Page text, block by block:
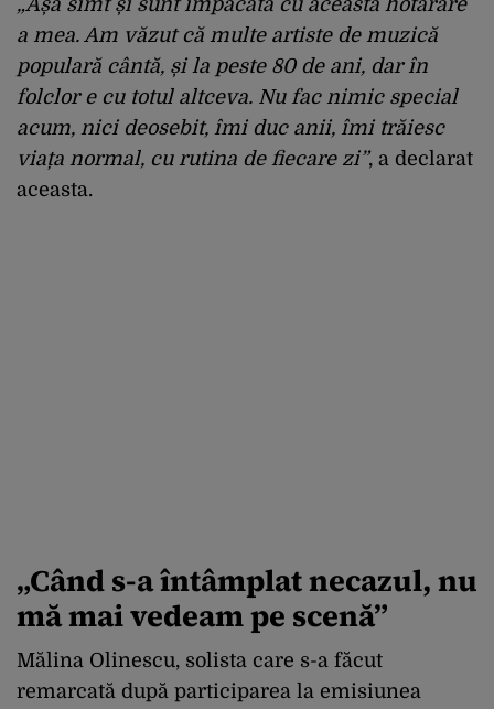
a mea. Am văzut că multe artiste de muzică
populară cântă, și la peste 80 de ani, dar în
folclor e cu totul altceva. Nu fac nimic special
acum, nici deosebit, îmi duc anii, îmi trăiesc
viața normal, cu rutina de fiecare zi”, a declarat
aceasta.
„Când s-a întâmplat necazul, nu
mă mai vedeam pe scenă”
Mălina Olinescu, solista care s-a făcut
remarcată după participarea la emisiunea